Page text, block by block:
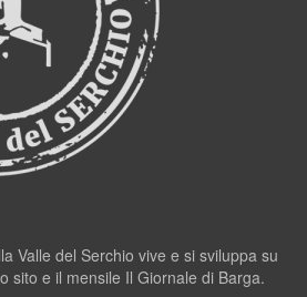
Valle del Serchio vive e si sviluppa su
sito e il mensile Il Giornale di Barga.